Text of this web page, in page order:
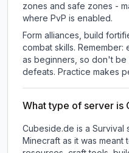
zones and safe zones -
where PvP is enabled.
Form alliances, build
combat skills.
as beginners, so don't
defeats. Practice makes
What type of server is
Cubeside.de is a
Minecraft as it was meant